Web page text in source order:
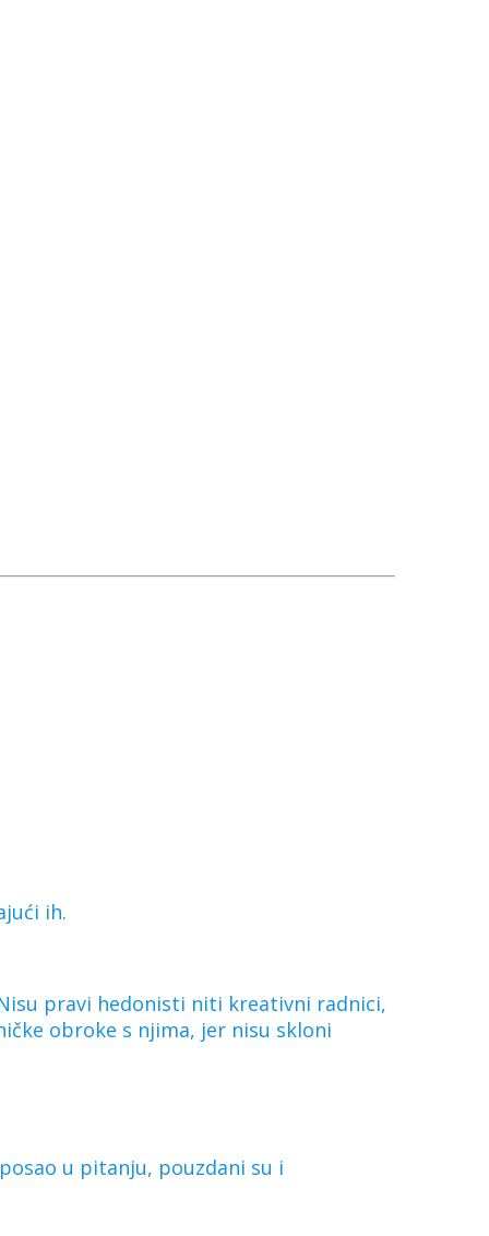
ih.
pravi hedonisti niti kreativni radnici,
obroke s njima, jer nisu skloni
u pitanju, pouzdani su i